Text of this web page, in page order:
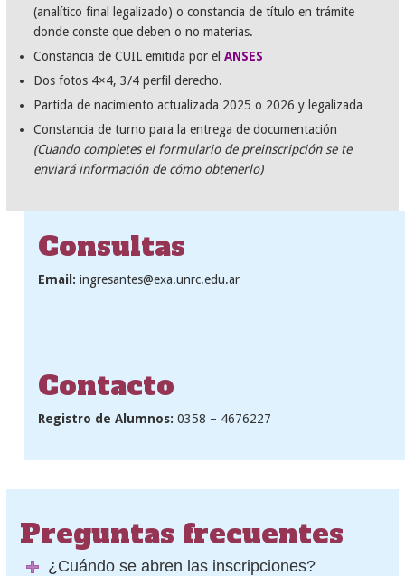
(analítico final legalizado) o constancia de título en trámite
donde conste que deben o no materias.
Constancia de CUIL emitida por elANSES
Dos fotos 4×4, 3/4 perfil derecho.
Partida de nacimiento actualizada 2025 o 2026 y legalizada
Constancia de turno para la entrega de documentación
(Cuando completes el formulario de preinscripción se te
enviará información de cómo obtenerlo)
Consultas
Email: ingresantes@exa.unrc.edu.ar
Contacto
Registro de Alumnos: 0358 – 4676227
Preguntas frecuentes
¿Cuándo se abren las inscripciones?